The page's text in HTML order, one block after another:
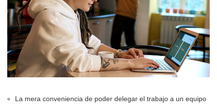
La mera conveniencia de poder delegar el trabajo a un equipo